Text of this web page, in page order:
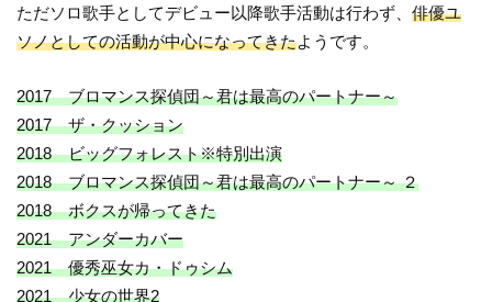
ただソロ歌手としてデビュー以降歌手活動は行わず、俳優ユ
ソノとしての活動が中心になってきたようです。
2017 ブロマンス探偵団～君は最高のパートナー～
2017 ザ・クッション
2018 ビッグフォレスト※特別出演
2018 ブロマンス探偵団～君は最高のパートナー～ ２
2018 ボクスが帰ってきた
2021 アンダーカバー
2021 優秀巫女カ・ドゥシム
2021 少女の世界2